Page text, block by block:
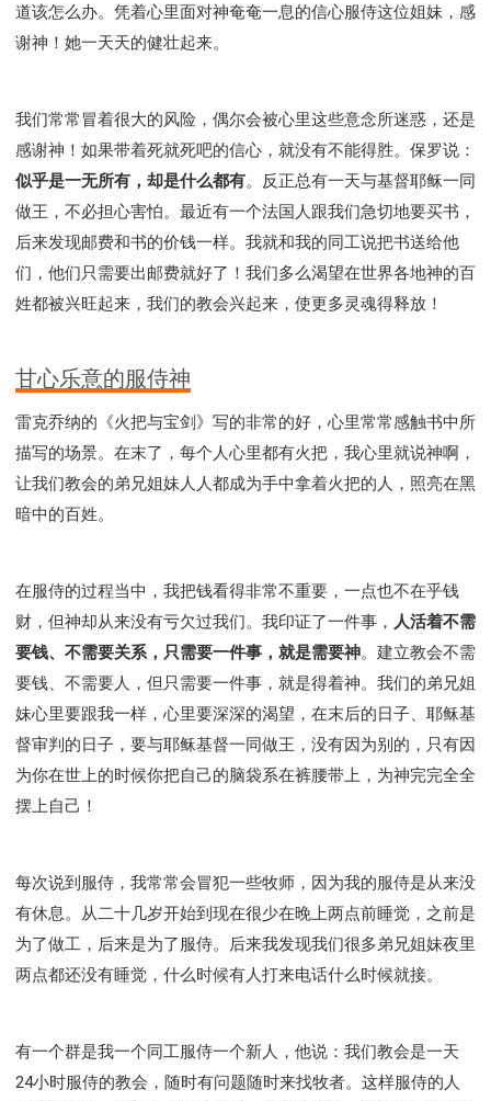
道该怎么办。凭着心里面对神奄奄一息的信心服侍这位姐妹，感
谢神！她一天天的健壮起来。
我们常常冒着很大的风险，偶尔会被心里这些意念所迷惑，还是
感谢神！如果带着死就死吧的信心，就没有不能得胜。保罗说：
似乎是一无所有，却是什么都有。反正总有一天与基督耶稣一同
做王，不必担心害怕。最近有一个法国人跟我们急切地要买书，
后来发现邮费和书的价钱一样。我就和我的同工说把书送给他
们，他们只需要出邮费就好了！我们多么渴望在世界各地神的百
姓都被兴旺起来，我们的教会兴起来，使更多灵魂得释放！
甘心乐意的服侍神
雷克乔纳的《火把与宝剑》写的非常的好，心里常常感触书中所
描写的场景。在末了，每个人心里都有火把，我心里就说神啊，
让我们教会的弟兄姐妹人人都成为手中拿着火把的人，照亮在黑
暗中的百姓。
在服侍的过程当中，我把钱看得非常不重要，一点也不在乎钱
财，但神却从来没有亏欠过我们。我印证了一件事， 人活着不需
要钱、不需要关系，只需要一件事，就是需要神。建立教会不需
要钱、不需要人，但只需要一件事，就是得着神。我们的弟兄姐
妹心里要跟我一样，心里要深深的渴望，在末后的日子、耶稣基
督审判的日子，要与耶稣基督一同做王，没有因为别的，只有因
为你在世上的时候你把自己的脑袋系在裤腰带上，为神完完全全
摆上自己！
每次说到服侍，我常常会冒犯一些牧师，因为我的服侍是从来没
有休息。从二十几岁开始到现在很少在晚上两点前睡觉，之前是
为了做工，后来是为了服侍。后来我发现我们很多弟兄姐妹夜里
两点都还没有睡觉，什么时候有人打来电话什么时候就接。
有一个群是我一个同工服侍一个新人，他说：我们教会是一天
24小时服侍的教会，随时有问题随时来找牧者。这样服侍的人